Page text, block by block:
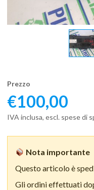
Prezzo
€100,00
IVA inclusa, escl. spese di
Nota importante
Questo articolo è
Gli ordini effettuati